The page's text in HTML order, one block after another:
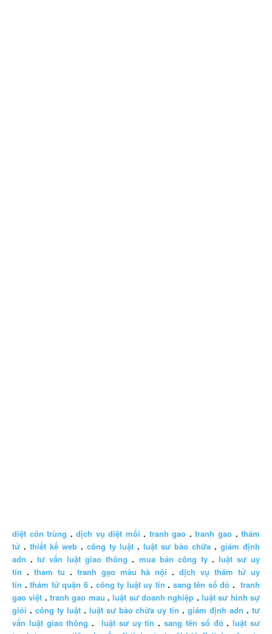
diệt côn trùng .dịch vụ diệt mối . tranh gao .tranh gao .thám
tử . thiết kế web . công ty luật . luật sư bào chữa . giám định
adn .tư vấn luật giao thông . mua bán công ty. luật sư uy
tín . tham tu . tranh gạo màu hà nội .dịch vụ thám tử uy
tín .thám tử quận 6. công ty luật uy tín . sang tên sổ đỏ .tranh
gao việt .tranh gao mau .luật sư doanh nghiệp .luật sư hình sự
giỏi . công ty luật. luật sư bào chữa uy tín .giám định adn .tư
vấn luật giao thông . luật sư uy tín .sang tên sổ đỏ.luật sư